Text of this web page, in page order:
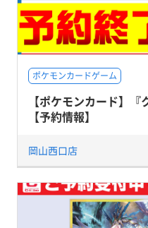
ポケモンカードゲーム
【ポケモンカード】
【予約情報】
岡山西口店